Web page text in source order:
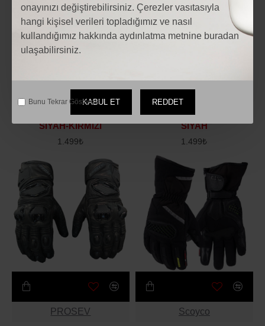
onayınızı değiştirebilirsiniz. Çerezler vasıtasıyla
hangi kişisel verileri topladığımız ve nasıl
kullandığımız hakkında aydınlatma metnine buradan
ulaşabilirsiniz.
KABUL ET REDDET
Bunu Tekrar Gösterme.
LS2
LS2 DART 2 EVO ELDİVEN
SİYAH-KIRMIZI
1.499₺
LS2
LS2 DART 2 EVO ELDİVEN
SİYAH
1.499₺
PROSEV Scoyco